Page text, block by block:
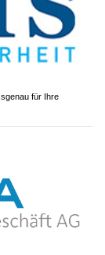
für Ihre